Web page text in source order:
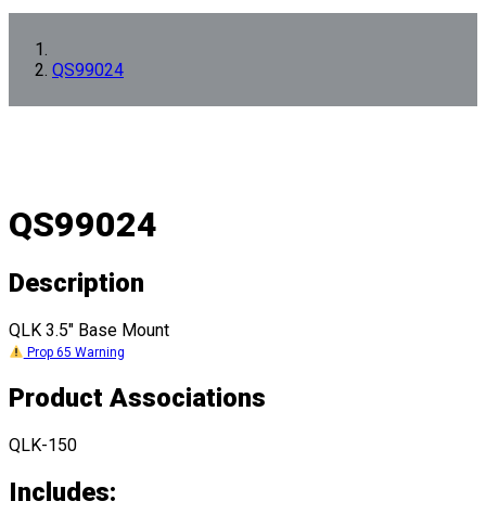
QS99024
QS99024
Description
QLK 3.5" Base Mount
Prop 65 Warning
Product Associations
QLK-150
Includes: